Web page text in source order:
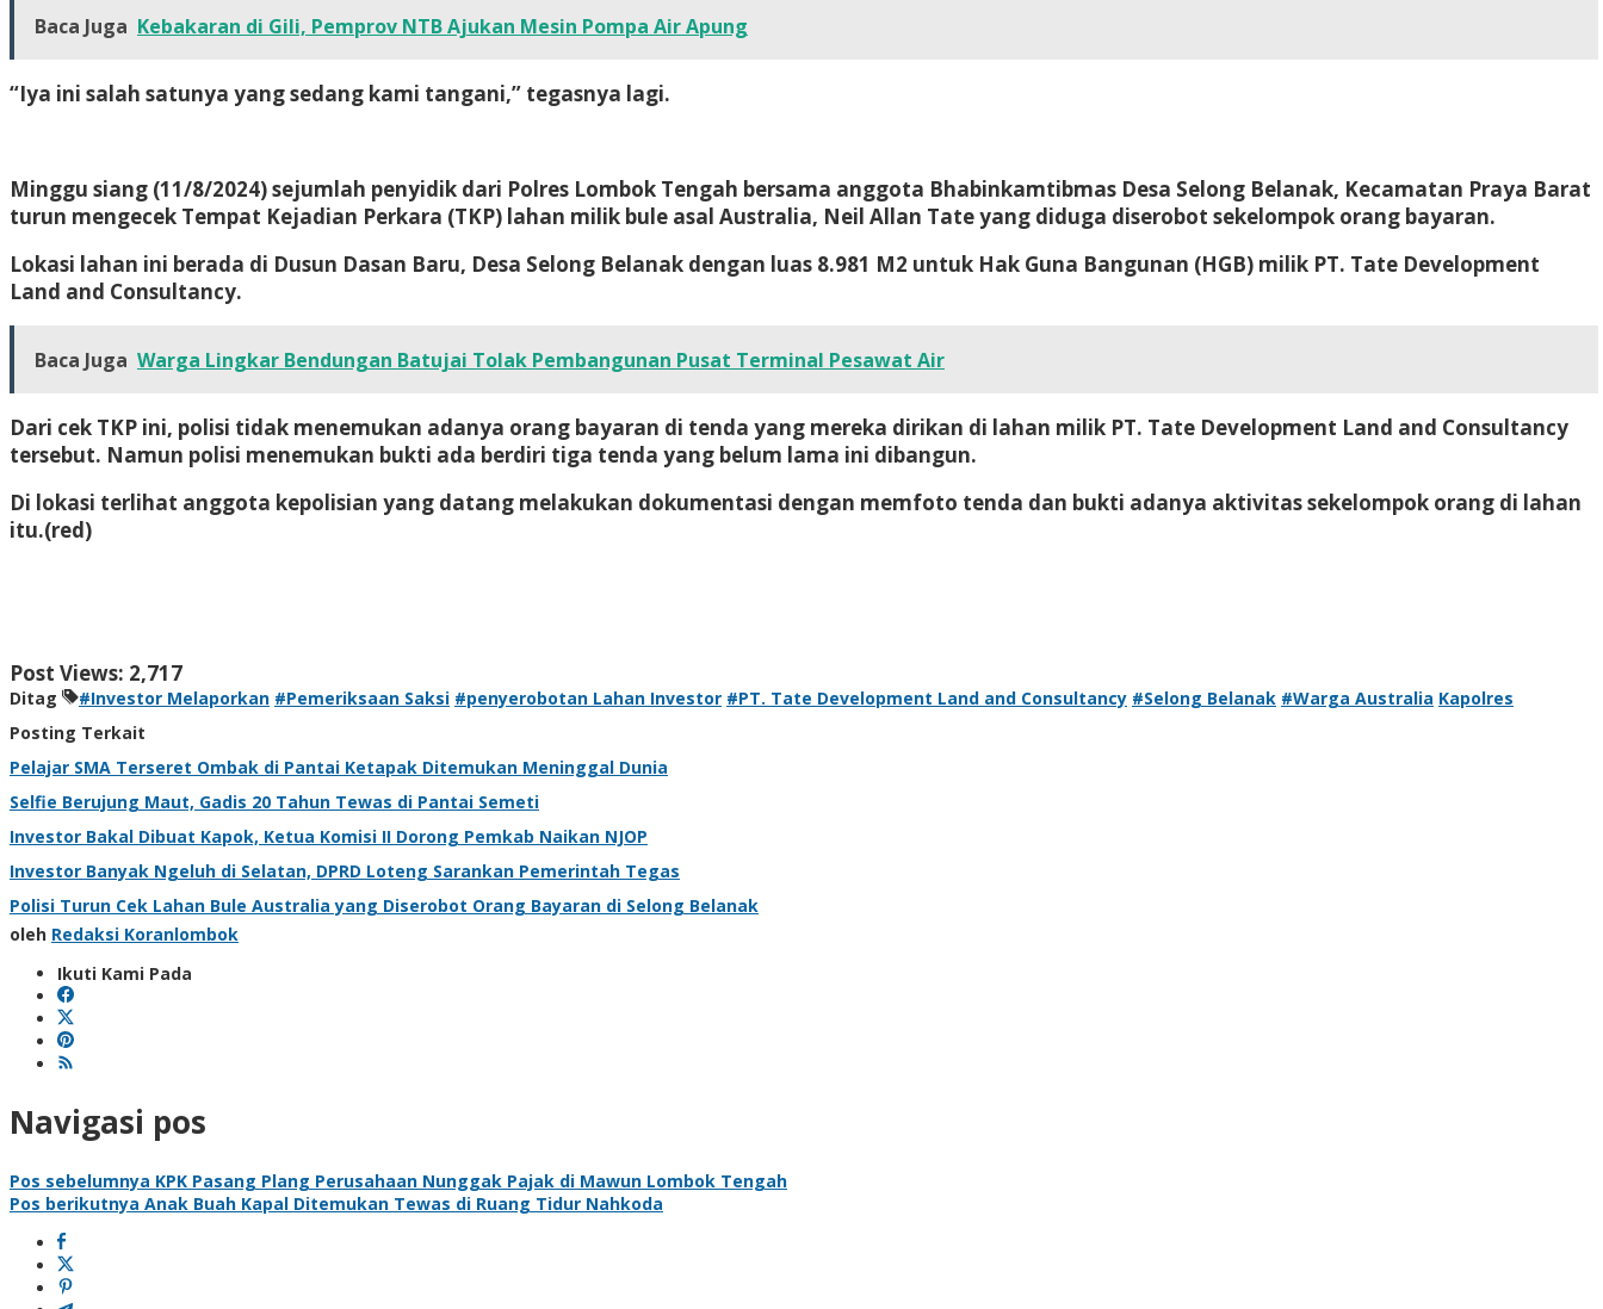
Baca Juga Kebakaran di Gili, Pemprov NTB Ajukan Mesin Pompa Air Apung
“Iya ini salah satunya yang sedang kami tangani,” tegasnya lagi.
Minggu siang (11/8/2024) sejumlah penyidik dari Polres Lombok Tengah bersama anggota Bhabinkamtibmas Desa Selong Belanak, Kecamatan Praya Barat
turun mengecek Tempat Kejadian Perkara (TKP) lahan milik bule asal Australia, Neil Allan Tate yang diduga diserobot sekelompok orang bayaran.
Lokasi lahan ini berada di Dusun Dasan Baru, Desa Selong Belanak dengan luas 8.981 M2 untuk Hak Guna Bangunan (HGB) milik PT. Tate Development
Land and Consultancy.
Baca Juga Warga Lingkar Bendungan Batujai Tolak Pembangunan Pusat Terminal Pesawat Air
Dari cek TKP ini, polisi tidak menemukan adanya orang bayaran di tenda yang mereka dirikan di lahan milik PT. Tate Development Land and Consultancy
tersebut. Namun polisi menemukan bukti ada berdiri tiga tenda yang belum lama ini dibangun.
Di lokasi terlihat anggota kepolisian yang datang melakukan dokumentasi dengan memfoto tenda dan bukti adanya aktivitas sekelompok orang di lahan
itu.(red)
Post Views: 2,717
Ditag #Investor Melaporkan #Pemeriksaan Saksi #penyerobotan Lahan Investor #PT. Tate Development Land and Consultancy #Selong Belanak #Warga Australia Kapolres
Posting Terkait
Pelajar SMA Terseret Ombak di Pantai Ketapak Ditemukan Meninggal Dunia
Selfie Berujung Maut, Gadis 20 Tahun Tewas di Pantai Semeti
Investor Bakal Dibuat Kapok, Ketua Komisi II Dorong Pemkab Naikan NJOP
Investor Banyak Ngeluh di Selatan, DPRD Loteng Sarankan Pemerintah Tegas
Polisi Turun Cek Lahan Bule Australia yang Diserobot Orang Bayaran di Selong Belanak
oleh Redaksi Koranlombok
Ikuti Kami Pada
Navigasi pos
Pos sebelumnya KPK Pasang Plang Perusahaan Nunggak Pajak di Mawun Lombok Tengah
Pos berikutnya Anak Buah Kapal Ditemukan Tewas di Ruang Tidur Nahkoda